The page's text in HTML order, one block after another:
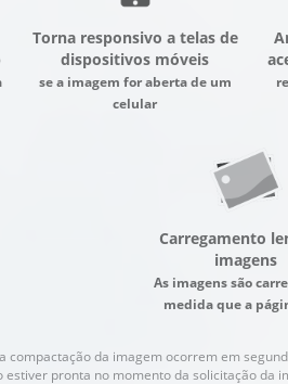
Torna responsivo a telas de
dispositivos móveis
se a imagem for aberta de um
celular
Carregamento
imagens
As imagens são
medida que a
compactação da imagem ocorrem em
estiver pronta no momento da solicitação da